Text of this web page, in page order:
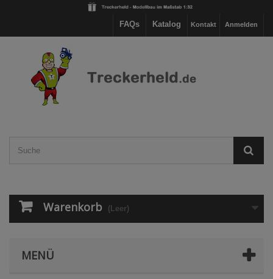
Anmelden
Kontakt
Katalog
FAQs
Warenkorb (Leer)
MENÜ